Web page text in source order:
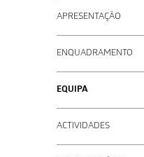
APRESENTAÇÃO
ENQUADRAMENTO
EQUIPA
ACTIVIDADES